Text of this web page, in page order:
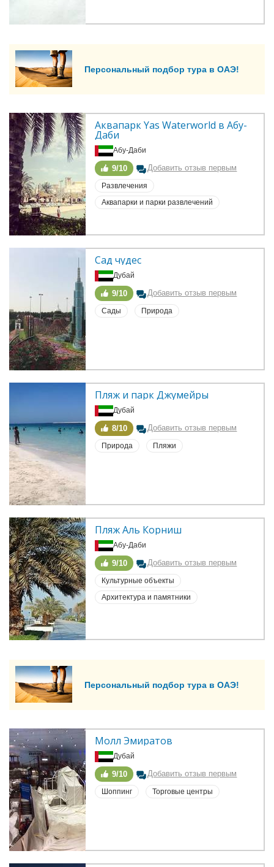
Персональный подбор тура в ОАЭ!
Аквапарк Yas Waterworld в Абу-
Даби
Абу-Даби
9/10 Добавить отзыв первым
Развлечения
Аквапарки и парки развлечений
Сад чудес
Дубай
9/10 Добавить отзыв первым
Сады Природа
Пляж и парк Джумейры
Дубай
8/10 Добавить отзыв первым
Природа Пляжи
Пляж Аль Корниш
Абу-Даби
9/10 Добавить отзыв первым
Культурные объекты
Архитектура и памятники
Персональный подбор тура в ОАЭ!
Молл Эмиратов
Дубай
9/10 Добавить отзыв первым
Шоппинг Торговые центры